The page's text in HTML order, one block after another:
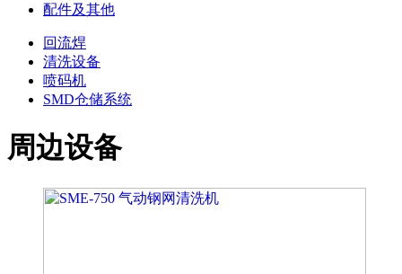
配件及其他
回流焊
清洗设备
喷码机
SMD仓储系统
周边设备